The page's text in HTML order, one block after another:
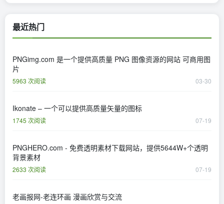
最近热门
PNGimg.com 是一个提供高质量 PNG 图像资源的网站 可商用图
片
5963 次阅读 03-30
Ikonate – 一个可以提供高质量矢量的图标
1745 次阅读 07-19
PNGHERO.com - 免费透明素材下载网站，提供5644W+个透明
背景素材
2633 次阅读 07-19
老画报网-老连环画 漫画欣赏与交流